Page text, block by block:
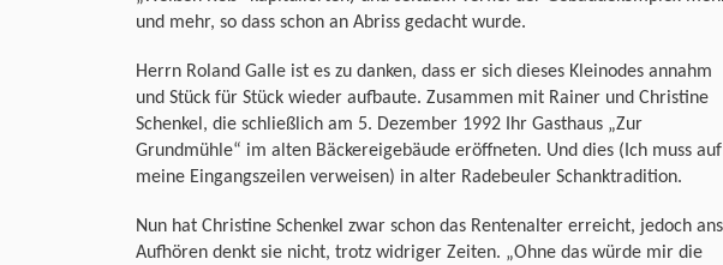
und mehr, so dass schon an Abriss gedacht wurde.
Herrn Roland Galle ist es zu danken, dass er sich dieses Kleinodes annahm
und Stück für Stück wieder aufbaute. Zusammen mit Rainer und Christine
Schenkel, die schließlich am 5. Dezember 1992 Ihr Gasthaus „Zur
Grundmühle“ im alten Bäckereigebäude eröffneten. Und dies (Ich muss auf
meine Eingangszeilen verweisen) in alter Radebeuler Schanktradition.
Nun hat Christine Schenkel zwar schon das Rentenalter erreicht, jedoch ans
Aufhören denkt sie nicht, trotz widriger Zeiten. „Ohne das würde mir die